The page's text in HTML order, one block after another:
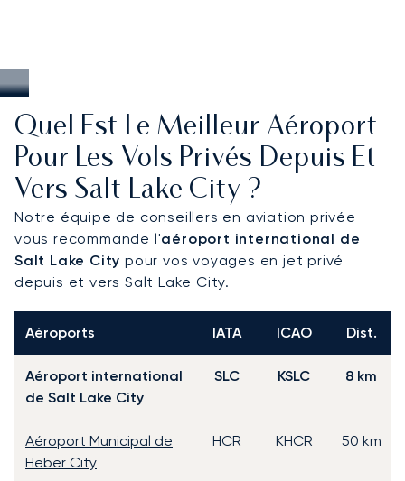
Quel Est Le Meilleur Aéroport
Pour Les Vols Privés Depuis Et
Vers Salt Lake City ?
Notre équipe de conseillers en aviation privée
vous recommande l'aéroport international de
Salt Lake City pour vos voyages en jet privé
depuis et vers Salt Lake City.
Aéroports IATA ICAO Dist.
Aéroport international
de Salt Lake City
SLC KSLC 8 km
Aéroport Municipal de
Heber City
HCR KHCR 50 km